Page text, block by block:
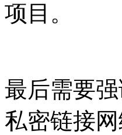
项目。
最后需要
私密链接